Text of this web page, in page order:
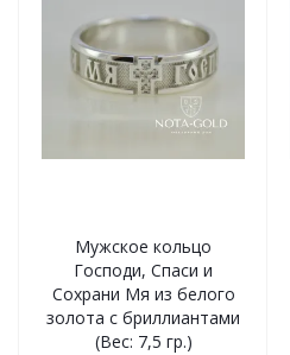
Мужское кольцо
Господи, Спаси и
Сохрани Мя из белого
золота с бриллиантами
(Вес: 7,5 гр.)